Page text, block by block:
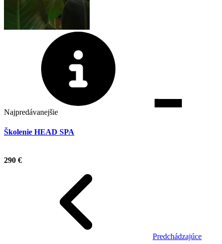
Najpredávanejšie
Školenie HEAD SPA
290 €
Predchádzajúce